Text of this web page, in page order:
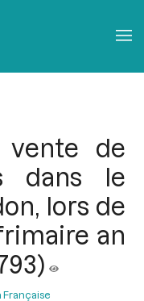
de
dans le
lors de
an